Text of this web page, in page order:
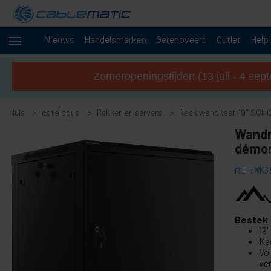
Nieuws Handelsmerken Gerenoveerd Outlet Help
Kabels en
+
Rekken
servers
RackMatic 10 "-rackkast
+
Rackkast 19" standaard MobiRack
+
SOHORack 200 19" wandgemonteerd rek
Rack 19 "SOHORack 300 muurschildering
Zomeropeningstijden (13 juli - 4
Huis catalogus Rekken en servers Rack wandkast 19"
REF:
Bestek